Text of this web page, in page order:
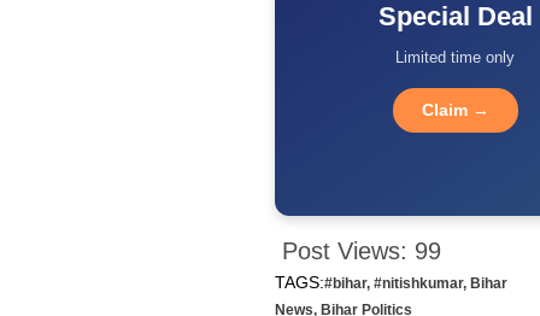
Special Deal
Limited time only
Claim →
Post Views: 99
TAGS:#bihar, #nitishkumar, Bihar
News, Bihar Politics